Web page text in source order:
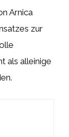
Arnica
zur
als alleinige